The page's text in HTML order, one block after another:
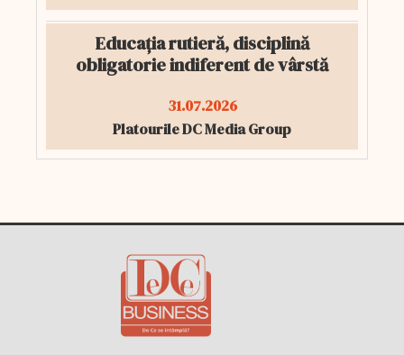
Educația rutieră, disciplină
obligatorie indiferent de vârstă
31.07.2026
Platourile DC Media Group